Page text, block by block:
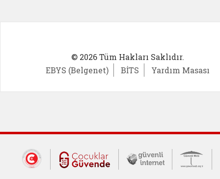
© 2026 Tüm Hakları Saklıdır.
EBYS (Belgenet)
BİTS Yardım Masası
Dış Bağlantılar
Cumhurbaşkanlığı İletişim Merkezi
Çocuklar Güvende (yeni
Güvenli